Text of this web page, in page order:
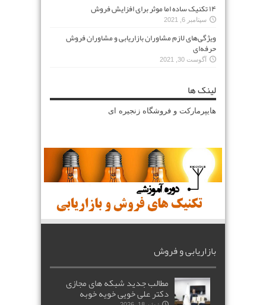
۱۴ تکنیک ساده اما موثر برای افزایش فروش
سپتامبر 6, 2021
ویژگی‌های لازم مشاوران بازاریابی و مشاوران فروش
حرفه‌ای
آگوست 30, 2021
لینک ها
هایپرمارکت و فروشگاه زنجیره ای
بازاریابی و فروش
مطالب جدید شبکه های مجازی
دکتر علی خویی خویه خوبه